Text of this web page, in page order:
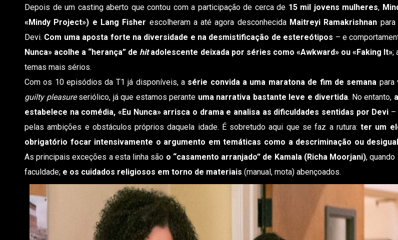
Depois de um casting aberto que contou com a participação de cerca de 15 mil jovens mulheres,
«Mindy Project») e Lang Fisher escolheram a até agora desconhecida Maitreyi Ramakrishnan
Devi. Com uma aposta forte na diversidade e na desmistificação de estereótipos – e
Nunca» acolhe a “herança” de hitadolescente deixada por séries como «Awkward» ou «Faking It»;
temas mais sérios.
Com os 10 episódios da T1 já disponíveis, asérie convida a uma maratona de fim de semana para
guilty pleasureseriólico, já que estamos perante uma narrativa bastante leve e divertida. No entanto,
estabelece na comédia, «Eu Nunca» arrisca o drama e analisa as dificuldades sentidas por Devi –
pelas ambições e obstáculos próprios daquela idade. É sobretudo aqui que se faz a rutura:ter um
obrigatório focar intensivamente o argumento em temáticas como a descriminação ou
As principais exceções a esta linha são o “casamento arranjado” de Kamala (Richa Moorjani),
faculdade; e os cuidados religiosos em torno de materiais (manual, mota) abençoados.